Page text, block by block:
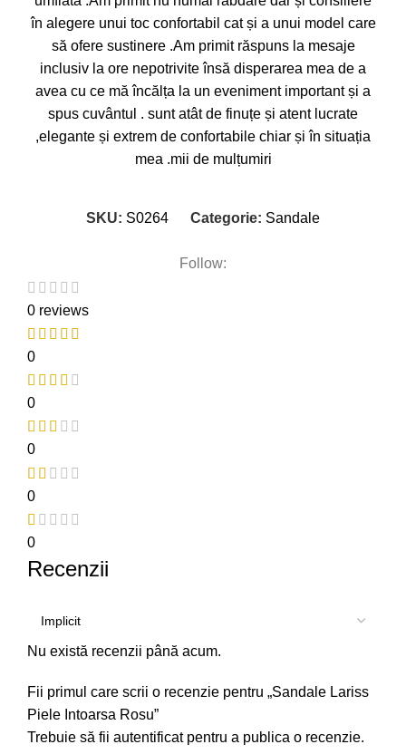
în alegere unui toc confortabil cat și a unui model care
să ofere sustinere .Am primit răspuns la mesaje
inclusiv la ore nepotrivite însă disperarea mea de a
avea cu ce mă încălța la un eveniment important și a
spus cuvântul . sunt atât de finuțe și atent lucrate
,elegante și extrem de confortabile chiar și în situația
mea .mii de mulțumiri
SKU: S0264 Categorie: Sandale
Follow:
0 reviews
0
0
0
0
0
Recenzii
Nu există recenzii până acum.
Fii primul care scrii o recenzie pentru „Sandale Lariss
Piele Intoarsa Rosu”
Trebuie să fii autentificatpentru a publica o recenzie.